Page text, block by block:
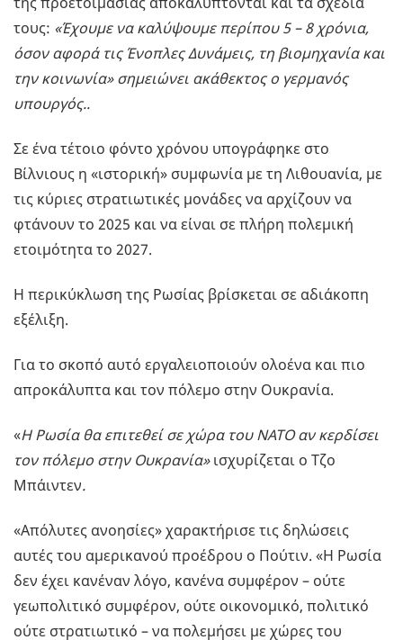
τους: «Έχουμε να καλύψουμε περίπου 5 – 8 χρόνια,
όσον αφορά τις Ένοπλες Δυνάμεις, τη βιομηχανία και
την κοινωνία» σημειώνει ακάθεκτος ο γερμανός
υπουργός..
Σε ένα τέτοιο φόντο χρόνου υπογράφηκε στο
Βίλνιους η «ιστορική» συμφωνία με τη Λιθουανία, με
τις κύριες στρατιωτικές μονάδες να αρχίζουν να
φτάνουν το 2025 και να είναι σε πλήρη πολεμική
ετοιμότητα το 2027.
Η περικύκλωση της Ρωσίας βρίσκεται σε αδιάκοπη
εξέλιξη.
Για το σκοπό αυτό εργαλειοποιούν ολοένα και πιο
απροκάλυπτα και τον πόλεμο στην Ουκρανία.
«Η Ρωσία θα επιτεθεί σε χώρα του NATO αν κερδίσει
τον πόλεμο στην Ουκρανία»ισχυρίζεται ο Τζο
Μπάιντεν.
«Απόλυτες ανοησίες» χαρακτήρισε τις δηλώσεις
αυτές του αμερικανού προέδρου ο Πούτιν. «Η Ρωσία
δεν έχει κανέναν λόγο, κανένα συμφέρον – ούτε
γεωπολιτικό συμφέρον, ούτε οικονομικό, πολιτικό
ούτε στρατιωτικό – να πολεμήσει με χώρες του